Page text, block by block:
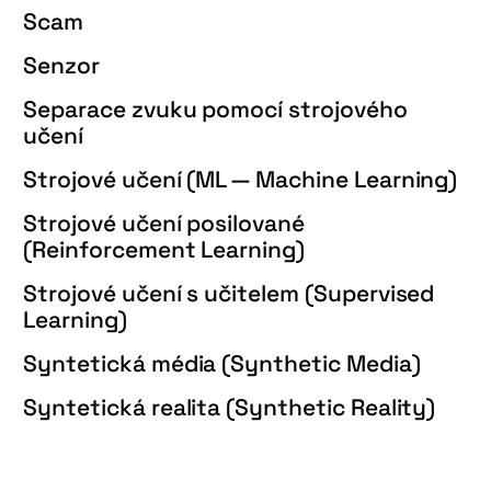
Scam
Senzor
Separace zvuku pomocí strojového
učení
Strojové učení (ML — Machine Learning)
Strojové učení posilované
(Reinforcement Learning)
Strojové učení s učitelem (Supervised
Learning)
Syntetická média (Synthetic Media)
Syntetická realita (Synthetic Reality)